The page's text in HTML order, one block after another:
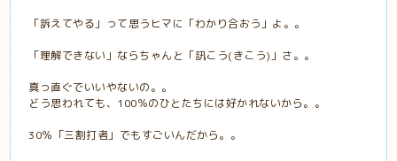
「訴えてやる」って思うヒマに「わかり合おう」よ。。
「理解できない」ならちゃんと「訊こう(きこう)」さ。。
真っ直ぐでいいやないの。。
どう思われても、100％のひとたちには好かれないから。。
30％「三割打者」でもすごいんだから。。